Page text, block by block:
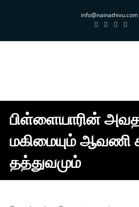
info@nainathivu.com
பிள்ளையாரின்
மகிமையும் ஆவணி
தத்துவமும்